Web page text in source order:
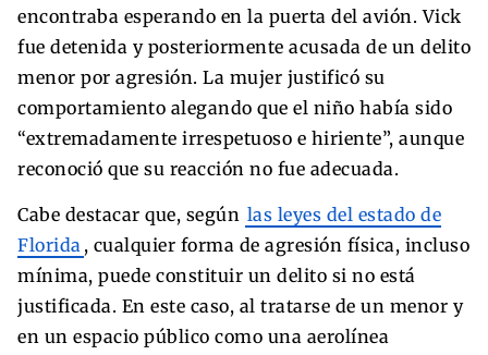
encontraba esperando en la puerta del avión. Vick
fue detenida y posteriormente acusada de un delito
menor por agresión. La mujer justificó su
comportamiento alegando que el niño había sido
“extremadamente irrespetuoso e hiriente”, aunque
reconoció que su reacción no fue adecuada.
Cabe destacar que, según las leyes del estado de
Florida , cualquier forma de agresión física, incluso
mínima, puede constituir un delito si no está
justificada. En este caso, al tratarse de un menor y
en un espacio público como una aerolínea